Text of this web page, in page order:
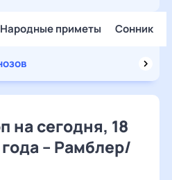
Народные приметы Сонник
на сегодня, 18
– Рамблер/